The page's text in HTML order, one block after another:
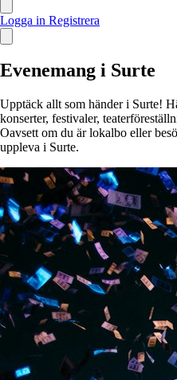
Logga in Registrera
Evenemang i Surte
Upptäck allt som händer i Surte!
konserter, festivaler,
Oavsett om du är lokalbo eller
uppleva i Surte.